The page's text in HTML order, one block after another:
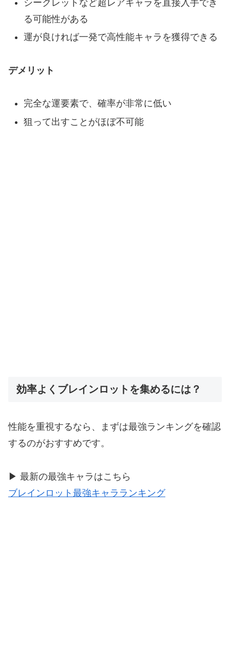
シークレットなど超レアキャラを直接入手でき
る可能性がある
運が良ければ一発で高性能キャラを獲得できる
デメリット
完全な運要素で、確率が非常に低い
狙って出すことがほぼ不可能
効率よくブレインロットを集めるには？
性能を重視するなら、まずは最強ランキングを確認
するのがおすすめです。
▶ 最新の最強キャラはこちら
ブレインロット最強キャラランキング